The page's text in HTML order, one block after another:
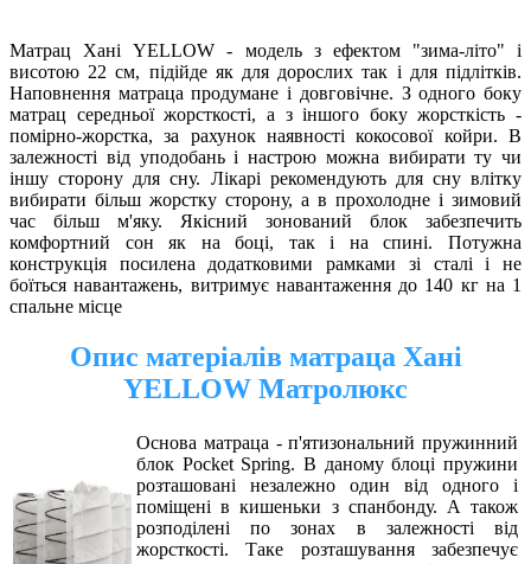
Матрац Хані YELLOW - модель з ефектом "зима-літо" і
висотою 22 см, підійде як для дорослих так і для підлітків.
Наповнення матраца продумане і довговічне. З одного боку
матрац середньої жорсткості, а з іншого боку жорсткість -
помірно-жорстка, за рахунок наявності кокосової койри. В
залежності від уподобань і настрою можна вибирати ту чи
іншу сторону для сну. Лікарі рекомендують для сну влітку
вибирати більш жорстку сторону, а в прохолодне і зимовий
час більш м'яку. Якісний зонований блок забезпечить
комфортний сон як на боці, так і на спині. Потужна
конструкція посилена додатковими рамками зі сталі і не
боїться навантажень, витримує навантаження до 140 кг на 1
спальне місце
Опис матеріалів матраца Хані
YELLOW Матролюкс
Основа матраца - п'ятизональний пружинний
блок Pocket Spring. В даному блоці пружини
розташовані незалежно один від одного і
поміщені в кишеньки з спанбонду. А також
розподілені по зонах в залежності від
жорсткості. Таке розташування забезпечує